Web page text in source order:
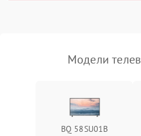
Модели
BQ 58SU01B